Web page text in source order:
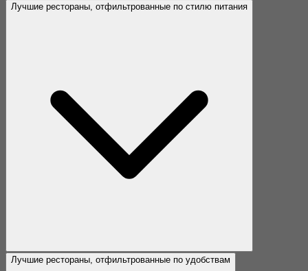
Лучшие рестораны, отфильтрованные по стилю питания
Лучшие рестораны, отфильтрованные по удобствам